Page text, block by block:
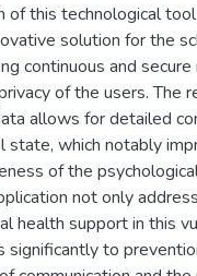
of this technological
solution for the
continuous and
of the users. The
allows for detailed
state, which notably
of the
not only
health support in this
significantly to